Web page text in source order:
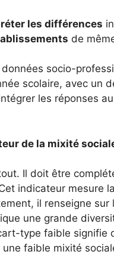
les différences
de
données socio-
scolaire, avec un
les réponses
de la mixité
Il doit être
indicateur mesure
il renseigne sur
une grande
type faible
faible mixité